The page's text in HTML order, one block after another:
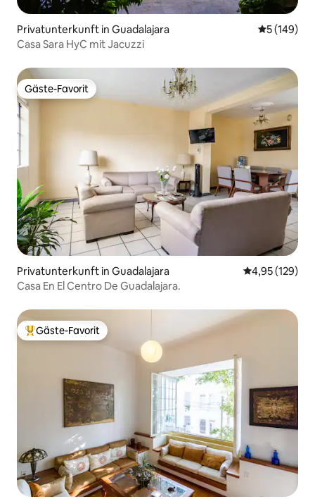
Privatunterkunft in Guadalajara
5 (149)
Casa Sara HyC mit Jacuzzi
Gäste-Favorit
Gäste-Favorit
Privatunterkunft in Guadalajara
4,95 (129)
Casa En El Centro De Guadalajara.
Beliebter Gäste-Favorit.
Gäste-Favorit